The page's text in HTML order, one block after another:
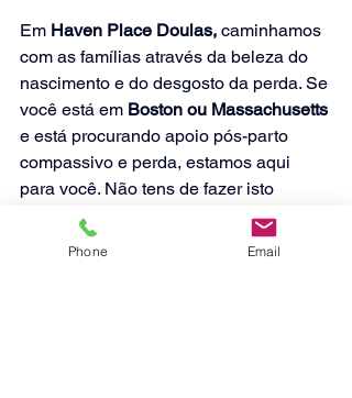
Em Haven Place Doulas, caminhamos
com as famílias através da beleza do
nascimento e do desgosto da perda. Se
você está em Boston ou Massachusetts
e está procurando apoio pós-parto
compassivo e perda, estamos aqui
para você. Não tens de fazer isto
sozinho.
Phone Email